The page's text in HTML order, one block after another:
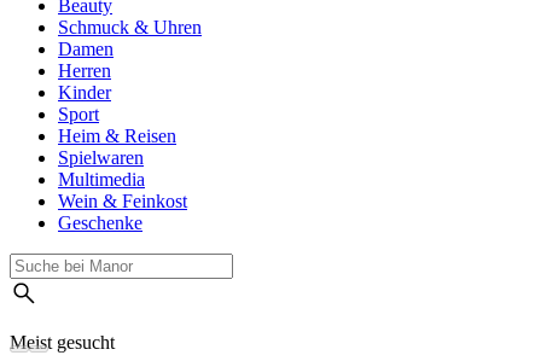
Beauty
Schmuck & Uhren
Damen
Herren
Kinder
Sport
Heim & Reisen
Spielwaren
Multimedia
Wein & Feinkost
Geschenke
Meist gesucht